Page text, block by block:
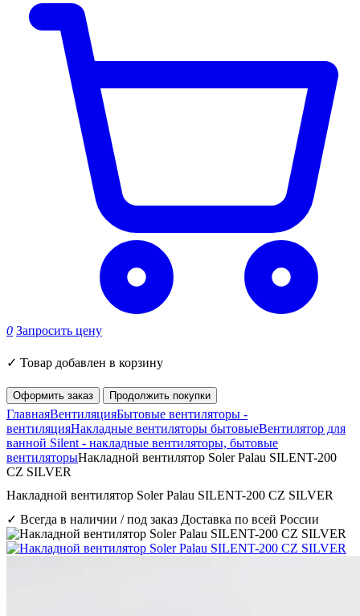
0 Запросить цену
✓ Товар добавлен в корзину
Оформить заказ Продолжить покупки
ГлавнаяВентиляцияБытовые вентиляторы -
вентиляцияНакладные вентиляторы бытовыеВентилятор для
ванной Silent - накладные вентиляторы, бытовые
вентиляторыНакладной вентилятор Soler Palau SILENT-200
CZ SILVER
Накладной вентилятор Soler Palau SILENT-200 CZ SILVER
✓ Всегда в наличии / под заказ Доставка по всей России